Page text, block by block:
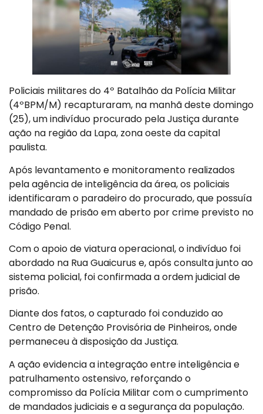
Policiais militares do 4º Batalhão da Polícia Militar
(4ºBPM/M) recapturaram, na manhã deste domingo
(25), um indivíduo procurado pela Justiça durante
ação na região da Lapa, zona oeste da capital
paulista.
Após levantamento e monitoramento realizados
pela agência de inteligência da área, os policiais
identificaram o paradeiro do procurado, que possuía
mandado de prisão em aberto por crime previsto no
Código Penal.
Com o apoio de viatura operacional, o indivíduo foi
abordado na Rua Guaicurus e, após consulta junto ao
sistema policial, foi confirmada a ordem judicial de
prisão.
Diante dos fatos, o capturado foi conduzido ao
Centro de Detenção Provisória de Pinheiros, onde
permaneceu à disposição da Justiça.
A ação evidencia a integração entre inteligência e
patrulhamento ostensivo, reforçando o
compromisso da Polícia Militar com o cumprimento
de mandados judiciais e a segurança da população.